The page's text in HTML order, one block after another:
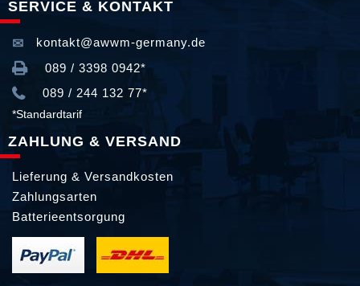
SERVICE & KONTAKT
kontakt@awwm-germany.de
089 / 3398 0942*
089 / 244 132 77*
*Standardtarif
ZAHLUNG & VERSAND
Lieferung & Versandkosten
Zahlungsarten
Batterieentsorgung